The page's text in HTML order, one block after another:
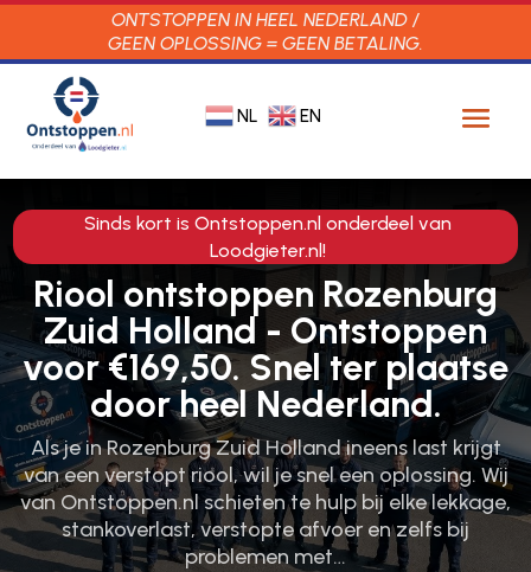
ONTSTOPPEN IN HEEL NEDERLAND /
GEEN OPLOSSING = GEEN BETALING.
NL EN
Sinds kort is Ontstoppen.nl onderdeel van
Loodgieter.nl!
Riool ontstoppen Rozenburg
Zuid Holland - Ontstoppen
voor €169,50. Snel ter plaatse
door heel Nederland.
Als je in Rozenburg Zuid Holland ineens last krijgt
van een verstopt riool, wil je snel een oplossing.​ Wij
van Ontstoppen.​nl schieten te hulp bij elke lekkage,
stankoverlast, verstopte afvoer en zelfs bij
problemen met…